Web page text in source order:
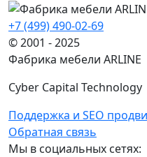
+7 (499) 490-02-69
© 2001 - 2025
Фабрика мебели ARLINE
Cyber Capital Technology
Поддержка и SEO
Обратная связь
Мы в социальных сетях: